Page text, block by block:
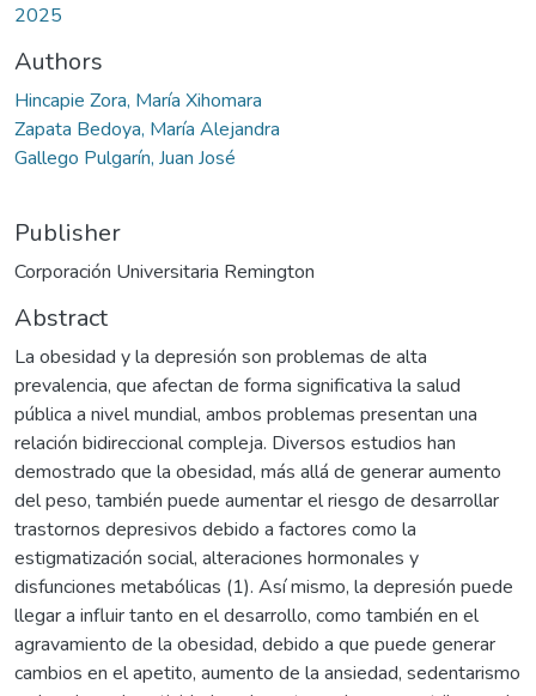
2025
Authors
Hincapie Zora, María Xihomara
Zapata Bedoya, María Alejandra
Gallego Pulgarín, Juan José
Publisher
Corporación Universitaria Remington
Abstract
La obesidad y la depresión son problemas de alta
prevalencia, que afectan de forma significativa la salud
pública a nivel mundial, ambos problemas presentan una
relación bidireccional compleja. Diversos estudios han
demostrado que la obesidad, más allá de generar aumento
del peso, también puede aumentar el riesgo de desarrollar
trastornos depresivos debido a factores como la
estigmatización social, alteraciones hormonales y
disfunciones metabólicas (1). Así mismo, la depresión puede
llegar a influir tanto en el desarrollo, como también en el
agravamiento de la obesidad, debido a que puede generar
cambios en el apetito, aumento de la ansiedad, sedentarismo